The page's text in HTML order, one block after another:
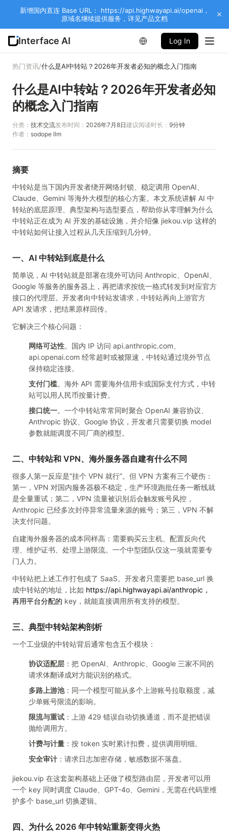
新增国内直连 Base URL： https://api.highwayapi.ai/openai，
原域名继续提供服务，详见产品文档
Interface AI Log In
热门资讯/什么是AI中转站？2026年开发者必知的概念入门指南
什么是AI中转站？2026年开发者必知
的概念入门指南
分类： 技术交流发布时间： 2026年7月8日建议阅读时长： 9分钟
作者： sodope llm
摘要
中转站是当下国内开发者绕开网络封锁、稳定调用 OpenAI、
Claude、Gemini 等海外大模型的核心方案。本文系统讲解 AI 中
转站的底层原理、典型架构与选型要点，帮助你从零理解为什么
中转站正在成为 AI 开发的基础设施，并介绍像 jiekou.vip 这样的
中转站如何让接入过程从几天压缩到几分钟。
一、AI 中转站到底是什么
简单说，AI 中转站就是部署在境外可访问 Anthropic、OpenAI、
Google 等服务的服务器上，再把请求按统一格式转发到对应官方
接口的代理层。开发者向中转站发请求，中转站再向上游官方
API 发请求，把结果原样回传。
它解决三个核心问题：
网络可达性。国内 IP 访问 api.anthropic.com、
api.openai.com 经常超时或被限速，中转站通过境外节点
保持稳定连接。
支付门槛。海外 API 需要海外信用卡或国际支付方式，中转
站可以用人民币按量计费。
接口统一。一个中转站常常同时聚合 OpenAI 兼容协议、
Anthropic 协议、Google 协议，开发者只需要切换 model
参数就能调度不同厂商的模型。
二、中转站和 VPN、海外服务器自建有什么不同
很多人第一反应是”挂个 VPN 就行”。但 VPN 方案有三个硬伤：
第一，VPN 对国内服务器极不稳定，生产环境跑批任务一断线就
是全量重试；第二，VPN 流量被识别后会触发账号风控，
Anthropic 已经多次封停异常流量来源的账号；第三，VPN 不解
决支付问题。
自建海外服务器的成本同样高：需要购买云主机、配置反向代
理、维护证书、处理上游限流。一个中型团队仅这一项就需要专
门人力。
中转站把上述工作打包成了 SaaS。开发者只需要把 base_url 换
成中转站的地址，比如 https://api.highwayapi.ai/anthropic，
再用平台分配的 key，就能直接调用所有支持的模型。
三、典型中转站架构剖析
一个工业级的中转站背后通常包含五个模块：
协议适配层 ：把 OpenAI、Anthropic、Google 三家不同的
请求体翻译成对方能识别的格式。
多路上游池：同一个模型可能从多个上游账号拉取额度，减
少单账号限流的影响。
限流与重试 ：上游 429 错误自动切换通道，而不是把错误
抛给调用方。
计费与计量 ：按 token 实时累计扣费，提供调用明细。
安全审计 ：请求日志加密存储，敏感数据不落盘。
jiekou.vip 在这套架构基础上还做了模型路由层，开发者可以用
一个 key 同时调度 Claude、GPT-4o、Gemini，无需在代码里维
护多个 base_url 切换逻辑。
四、为什么 2026 年中转站重新变得火热